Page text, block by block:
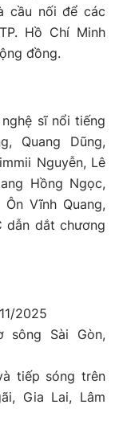
cầu nối để các
Hồ Chí Minh
đồng.
sĩ nổi tiếng
Quang Dũng,
Nguyễn, Lê
Hồng Ngọc,
Vĩnh Quang,
dẫn dắt chương
2025
sông Sài Gòn,
tiếp sóng trên
Gia Lai, Lâm